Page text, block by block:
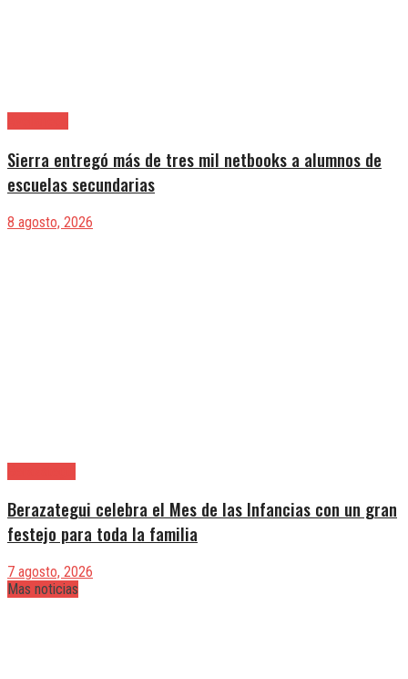
Sierra entregó más de tres mil netbooks a alumnos de
escuelas secundarias
8 agosto, 2026
Berazategui celebra el Mes de las Infancias con un gran
festejo para toda la familia
7 agosto, 2026
Mas noticias